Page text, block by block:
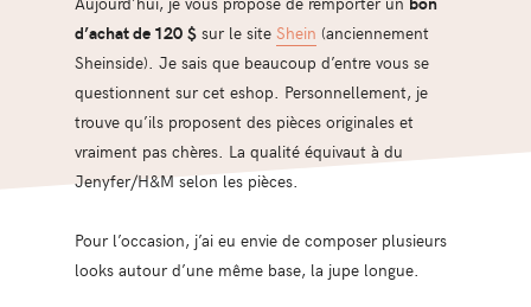
d’achat de 120 $sur le site Shein (anciennement
Sheinside). Je sais que beaucoup d’entre vous se
questionnent sur cet eshop. Personnellement, je
trouve qu’ils proposent des pièces originales et
vraiment pas chères. La qualité équivaut à du
Jenyfer/H&M selon les pièces.
Pour l’occasion, j’ai eu envie de composer plusieurs
looks autour d’une même base, la jupe longue.